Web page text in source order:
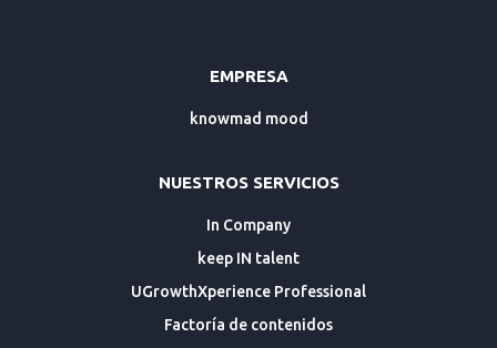
EMPRESA
knowmad mood
NUESTROS SERVICIOS
In Company
keep IN talent
UGrowthXperience Professional
Factoría de contenidos